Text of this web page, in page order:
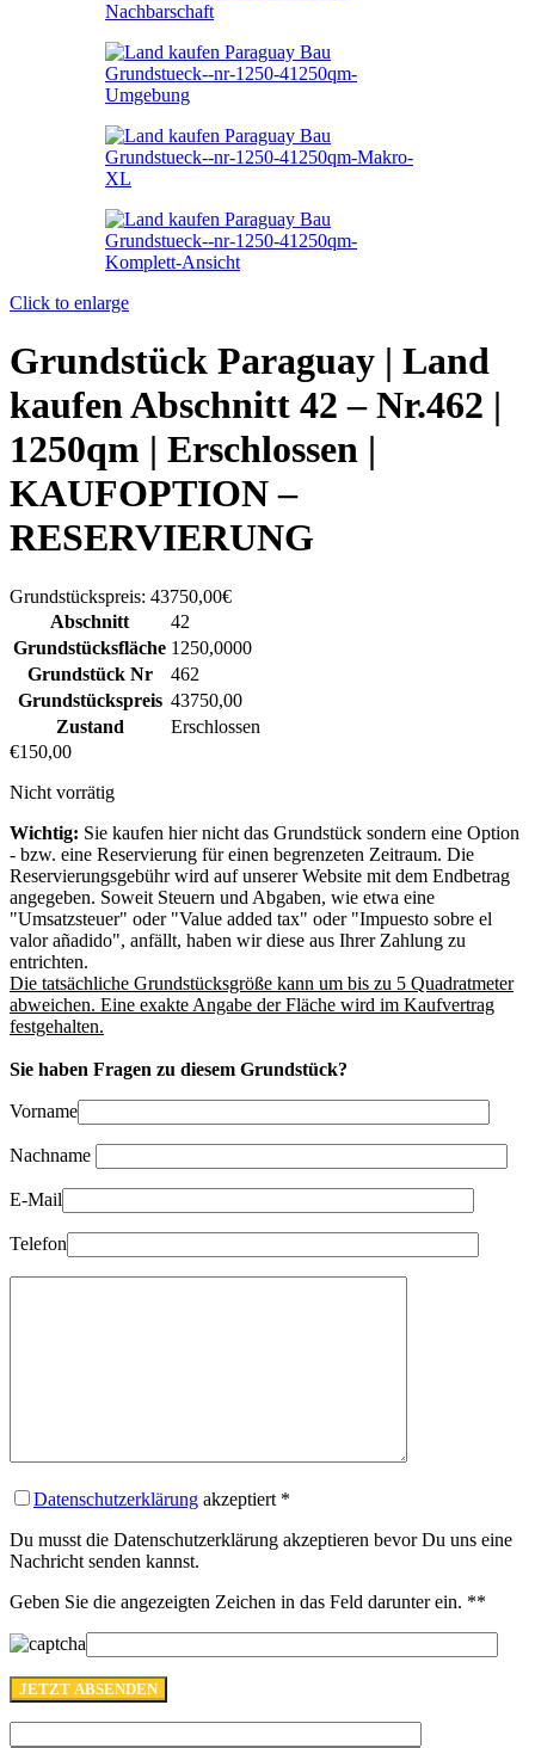
Click to enlarge
Grundstück Paraguay | Land
kaufenAbschnitt 42 – Nr.462 |
1250qm | Erschlossen |
KAUFOPTION –
RESERVIERUNG
Grundstückspreis: 43750,00€
Abschnitt
42
Grundstücksfläche 1250,0000
Grundstück Nr
462
Grundstückspreis 43750,00
Zustand
Erschlossen
€150,00
Nicht vorrätig
Wichtig: Sie kaufen hier nicht das Grundstück sondern eine Option
- bzw. eine Reservierung für einen begrenzeten Zeitraum. Die
Reservierungsgebühr wird auf unserer Website mit dem Endbetrag
angegeben. Soweit Steuern und Abgaben, wie etwa eine
"Umsatzsteuer" oder "Value added tax" oder "Impuesto sobre el
valor añadido", anfällt, haben wir diese aus Ihrer Zahlung zu
entrichten.
Die tatsächliche Grundstücksgröße kann um bis zu 5 Quadratmeter
abweichen. Eine exakte Angabe der Fläche wird im Kaufvertrag
festgehalten.
Sie haben Fragen zu diesem Grundstück?
Vorname
Nachname
E-Mail
Telefon
Datenschutzerklärung akzeptiert *
Du musst die Datenschutzerklärung akzeptieren bevor Du uns eine
Nachricht senden kannst.
Geben Sie die angezeigten Zeichen in das Feld darunter ein. **